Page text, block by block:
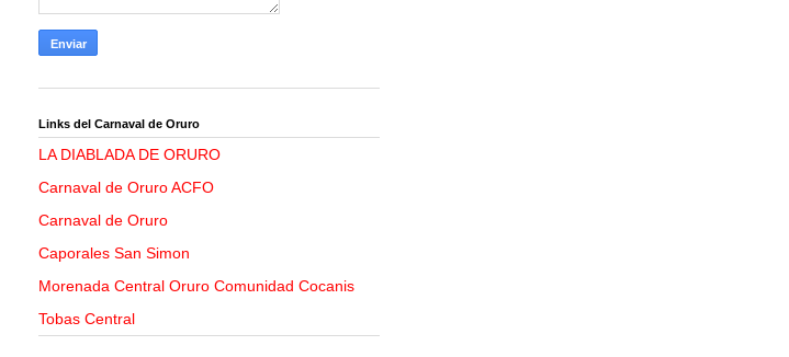
Links del Carnaval de Oruro
LA DIABLADA DE ORURO
Carnaval de Oruro ACFO
Carnaval de Oruro
Caporales San Simon
Morenada Central Oruro Comunidad Cocanis
Tobas Central